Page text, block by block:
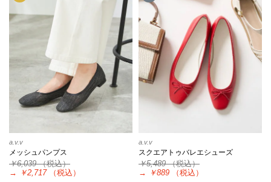
a.v.v
メッシュパンプス
￥6,039（税込）
→
￥2,717 （税込）
a.v.v
スクエアトゥバレエシューズ
￥5,489（税込）
→
￥889 （税込）